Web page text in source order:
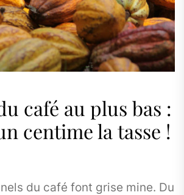
café au plus bas :
centime la tasse !
du café font grise mine. Du